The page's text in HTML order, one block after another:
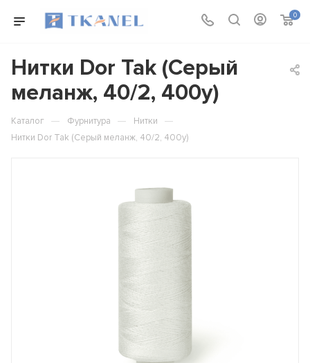
0
Нитки Dor Tak (Серый
меланж, 40/2, 400y)
Каталог — Фурнитура — Нитки —
Нитки Dor Tak (Серый меланж, 40/2, 400y)